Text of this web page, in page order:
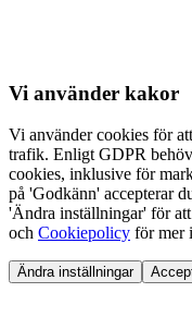
Vi använder kakor
Vi använder cookies för
trafik. Enligt GDPR
cookies, inklusive för
på 'Godkänn' accepterar
'Ändra inställningar' för
och Cookiepolicy för mer
Ändra inställningar